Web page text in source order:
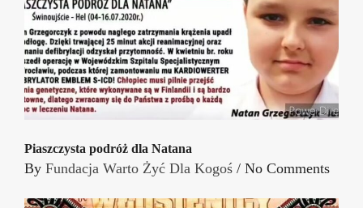
Piaszczysta podróż dla Natana
By Fundacja Warto Żyć Dla Kogoś / No Comments